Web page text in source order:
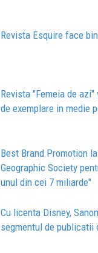
Revista Esquire face
Revista "Femeia de
de exemplare in medie
Best Brand Promotion
Geographic Society
unul din cei 7 miliarde"
Cu licenta Disney,
segmentul de